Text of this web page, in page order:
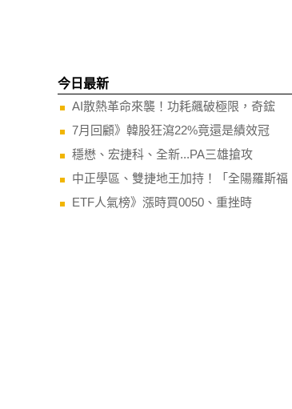
今日最新
AI散熱革命來襲！功耗飆破極限，奇鋐
7月回顧》韓股狂瀉22%竟還是績效冠
穩懋、宏捷科、全新...PA三雄搶攻
中正學區、雙捷地王加持！「全陽羅斯福
ETF人氣榜》漲時買0050、重挫時